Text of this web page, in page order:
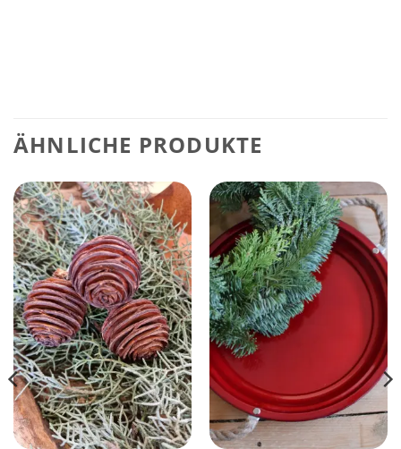
ÄHNLICHE PRODUKTE